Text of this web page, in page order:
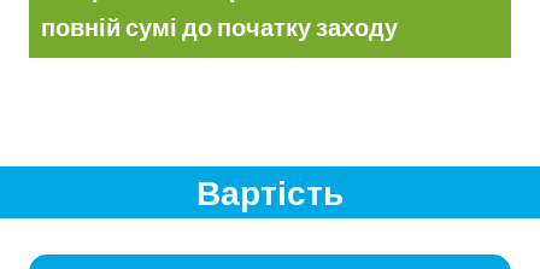
повній сумі до початку заходу
Вартість